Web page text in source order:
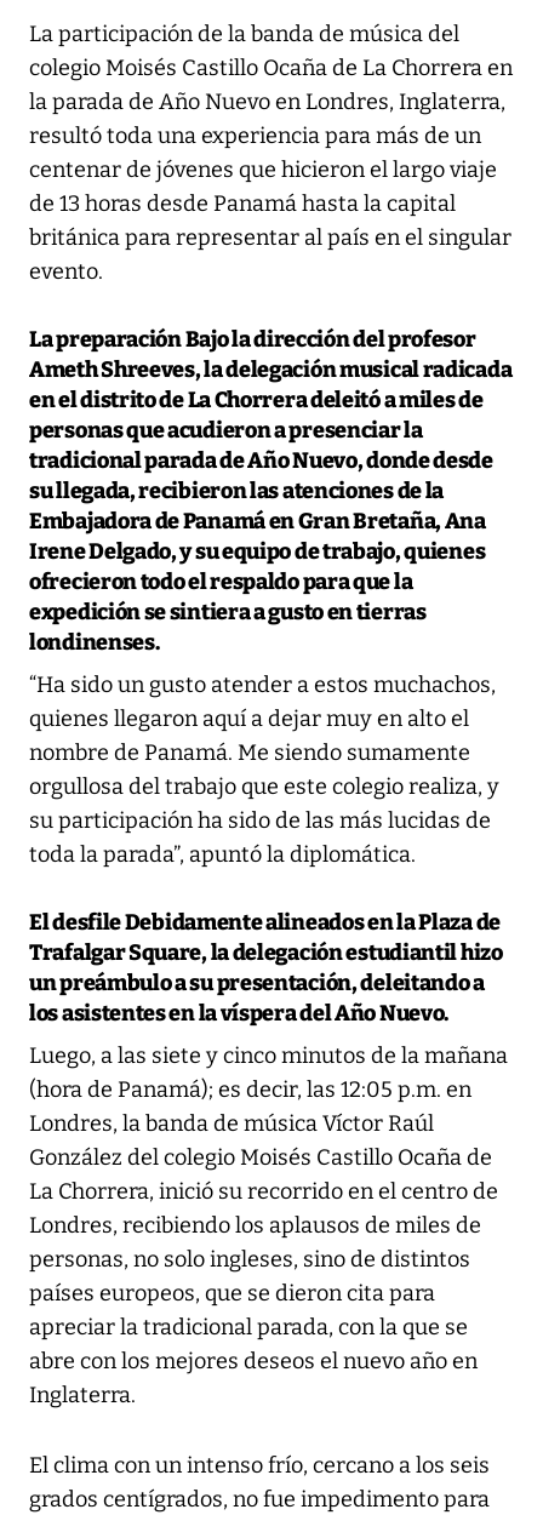
La participación de la banda de música del
colegio Moisés Castillo Ocaña de La Chorrera en
la parada de Año Nuevo en Londres, Inglaterra,
resultó toda una experiencia para más de un
centenar de jóvenes que hicieron el largo viaje
de 13 horas desde Panamá hasta la capital
británica para representar al país en el singular
evento.
La preparaciónBajo la dirección del profesor
Ameth Shreeves, la delegación musical radicada
en el distrito de La Chorrera deleitó a miles de
personas que acudieron a presenciar la
tradicional parada de Año Nuevo, donde desde
su llegada, recibieron las atenciones de la
Embajadora de Panamá en Gran Bretaña, Ana
Irene Delgado, y su equipo de trabajo, quienes
ofrecieron todo el respaldo para que la
expedición se sintiera a gusto en tierras
londinenses.
“Ha sido un gusto atender a estos muchachos,
quienes llegaron aquí a dejar muy en alto el
nombre de Panamá. Me siendo sumamente
orgullosa del trabajo que este colegio realiza, y
su participación ha sido de las más lucidas de
toda la parada”, apuntó la diplomática.
El desfileDebidamente alineados en la Plaza de
Trafalgar Square, la delegación estudiantil hizo
un preámbulo a su presentación, deleitando a
los asistentes en la víspera del Año Nuevo.
Luego, a las siete y cinco minutos de la mañana
(hora de Panamá); es decir, las 12:05 p.m. en
Londres, la banda de música Víctor Raúl
González del colegio Moisés Castillo Ocaña de
La Chorrera, inició su recorrido en el centro de
Londres, recibiendo los aplausos de miles de
personas, no solo ingleses, sino de distintos
países europeos, que se dieron cita para
apreciar la tradicional parada, con la que se
abre con los mejores deseos el nuevo año en
Inglaterra.
El clima con un intenso frío, cercano a los seis
grados centígrados, no fue impedimento para